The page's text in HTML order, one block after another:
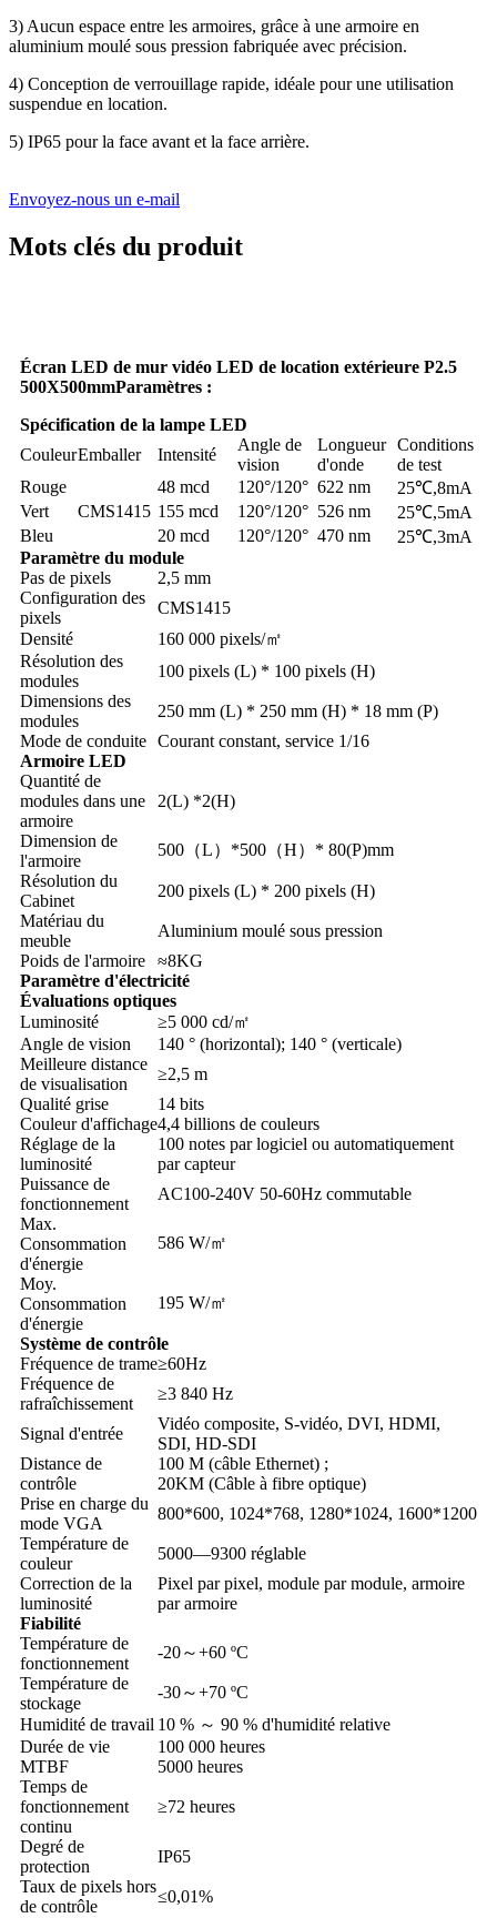
3) Aucun espace entre les armoires, grâce à une armoire en
aluminium moulé sous pression fabriquée avec précision.
4) Conception de verrouillage rapide, idéale pour une utilisation
suspendue en location.
5) IP65 pour la face avant et la face arrière.
Envoyez-nous un e-mail
Mots clés du produit
Écran LED de mur vidéo LED de location extérieure P2.5
500X500mmParamètres :
Spécification de la lampe LED
CouleurEmballer Intensité
Angle de
vision
Longueur
d'onde
Conditions
de test
Rouge
CMS1415
48 mcd 120°/120° 622 nm
25℃,8mA
Vert
155 mcd 120°/120° 526 nm
25℃,5mA
Bleu
20 mcd 120°/120° 470 nm
25℃,3mA
Paramètre du module
Pas de pixels
2,5 mm
Configuration des
pixels
CMS1415
Densité
160 000 pixels/㎡
Résolution des
modules
100 pixels (L) * 100 pixels (H)
Dimensions des
modules
250 mm (L) * 250 mm (H) * 18 mm (P)
Mode de conduite Courant constant, service 1/16
Armoire LED
Quantité de
modules dans une
armoire
2(L) *2(H)
Dimension de
l'armoire
500（L）*500（H）* 80(P)mm
Résolution du
Cabinet
200 pixels (L) * 200 pixels (H)
Matériau du
meuble
Aluminium moulé sous pression
Poids de l'armoire
≈8KG
Paramètre d'électricité
Évaluations optiques
Luminosité
≥5 000 cd/㎡
Angle de vision
140 ° (horizontal); 140 ° (verticale)
Meilleure distance
de visualisation
≥2,5 m
Qualité grise
14 bits
Couleur d'affichage4,4 billions de couleurs
Réglage de la
luminosité
100 notes par logiciel ou automatiquement
par capteur
Puissance de
fonctionnement
AC100-240V 50-60Hz commutable
Max.
Consommation
d'énergie
586 W/㎡
Moy.
Consommation
d'énergie
195 W/㎡
Système de contrôle
Fréquence de trame≥60Hz
Fréquence de
rafraîchissement
≥3 840 Hz
Signal d'entrée
Vidéo composite, S-vidéo, DVI, HDMI,
SDI, HD-SDI
Distance de
contrôle
100 M (câble Ethernet) ;
20KM (Câble à fibre optique)
Prise en charge du
mode VGA
800*600, 1024*768, 1280*1024, 1600*1200
Température de
couleur
5000—9300 réglable
Correction de la
luminosité
Pixel par pixel, module par module, armoire
par armoire
Fiabilité
Température de
fonctionnement
-20～+60 ºC
Température de
stockage
-30～+70 ºC
Humidité de travail 10 % ～ 90 % d'humidité relative
Durée de vie
100 000 heures
MTBF
5000 heures
Temps de
fonctionnement
continu
≥72 heures
Degré de
protection
IP65
Taux de pixels hors
de contrôle
≤0,01%